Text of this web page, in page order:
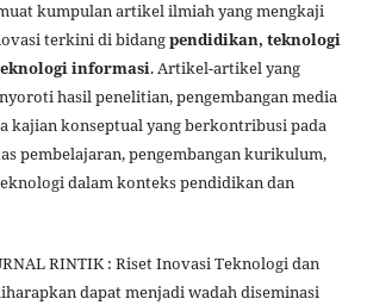
kumpulan artikel ilmiah yang mengkaji
terkini di bidangpendidikan, teknologi
informasi. Artikel-artikel yang
hasil penelitian, pengembangan media
kajian konseptual yang berkontribusi pada
pembelajaran, pengembangan kurikulum,
dalam konteks pendidikan dan
RINTIK : Riset Inovasi Teknologi dan
dapat menjadi wadah diseminasi